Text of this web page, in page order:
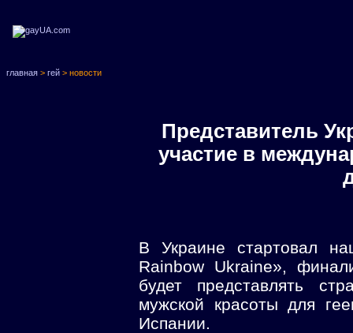
главная > гей > новости
Представитель
участие в
В Украине стартовал
Rainbow Ukraine»,
будет представлять
мужской красоты для
Испании.